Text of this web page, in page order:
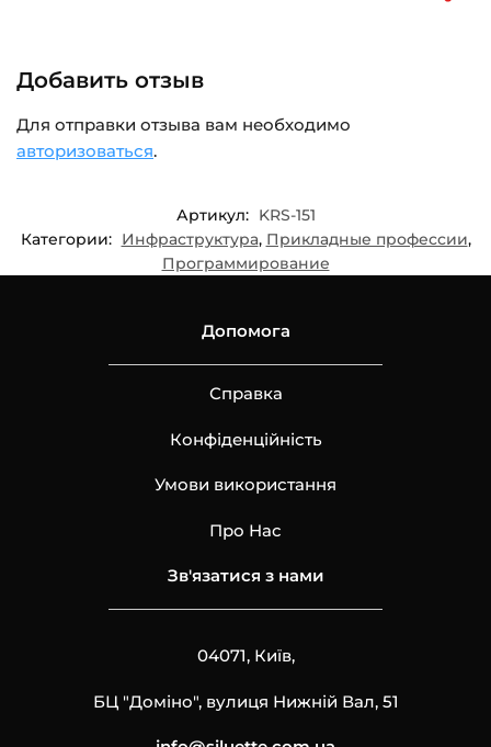
Добавить отзыв
Для отправки отзыва вам необходимо
авторизоваться.
Артикул: KRS-151
Категории: Инфраструктура, Прикладные профессии,
Программирование
Допомога
Справка
Конфіденційність
Умови використання
Про Нас
Зв'язатися з нами
04071, Київ,
БЦ "Доміно", вулиця Нижній Вал, 51